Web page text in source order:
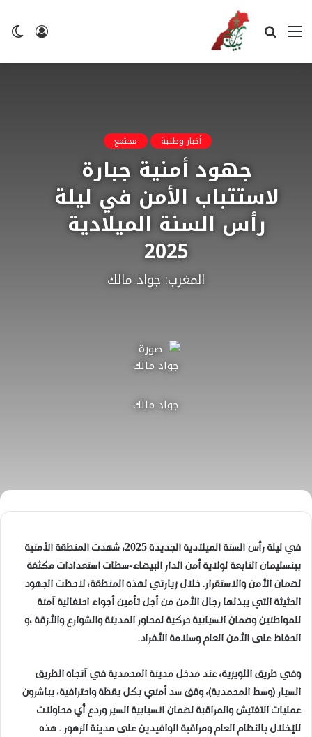
تسجيل
القائمة بحث
أخبار وطنية مجتمع
جهود أمنية جبارة
لاستتباب الأمن في ليلة
رأس السنة الميلادية
2025
المغرب: جواد مالك
جواد مالك
في ليلة رأس السنة الميلادية الجديدة 2025، شهدت المنطقة الأمنية
ببنسليمان التابعة لولاية أمن الدار البيضاء-سطات استعدادات مكثفة
لضمان الأمن والاستقرار. خلال زيارتي لهذه المنطقة، لاحظت الجهود
الحثيثة التي يبذلها رجال الأمن من أجل تأمين أجواء احتفالية آمنة
للمواطنين وضمان انسيابية حركية لمحاور المدينة والشوارع والأزقة ،و
الحفاظ على الأمن العام وسلامة الأفراد.
وفي طريق اللويزية، عند مدخل مدينة المحمدية في آتجاه الطريق
السيار (وسط المحمدية)، وقف سد أمني بكل يقظة واحترافية، يباشرون
عمليات التفتيش والمراقبة لضمان انسيابية السير وردع أي محاولات
للإخلال بالنظام العام ومراقبة الوافيدين على مدينة الزهور . هذه